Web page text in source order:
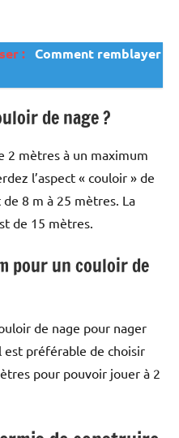
: Comment remblayer
de nage ?
2 mètres à un maximum
l’aspect « couloir » de
8 m à 25 mètres. La
de 15 mètres.
pour un couloir de
de nage pour nager
préférable de choisir
pour pouvoir jouer à 2